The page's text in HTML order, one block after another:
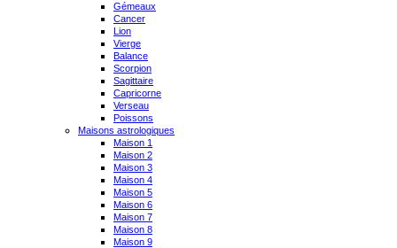
Gémeaux
Cancer
Lion
Vierge
Balance
Scorpion
Sagittaire
Capricorne
Verseau
Poissons
Maisons astrologiques
Maison 1
Maison 2
Maison 3
Maison 4
Maison 5
Maison 6
Maison 7
Maison 8
Maison 9